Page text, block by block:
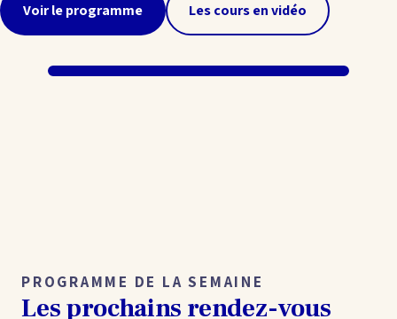
Voir le programme Les cours en vidéo
PROGRAMME DE LA SEMAINE
Les prochains rendez-vous